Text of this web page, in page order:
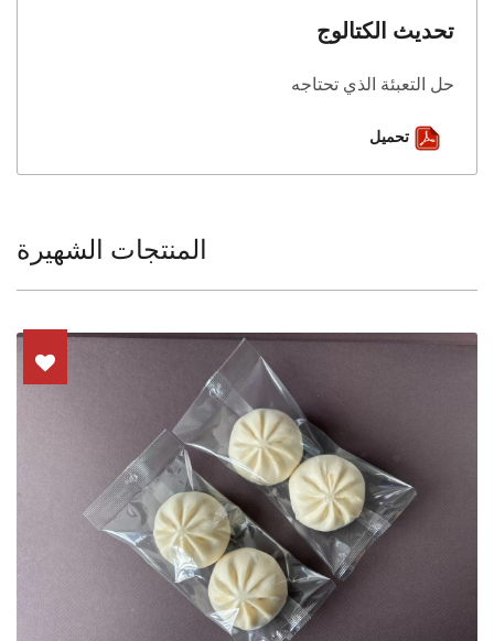
تحديث الكتالوج
حل التعبئة الذي تحتاجه
تحميل
المنتجات الشهيرة